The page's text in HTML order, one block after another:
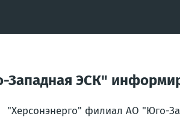
ЭСК"
"Херсонэнерго" филиал АО "Юго-